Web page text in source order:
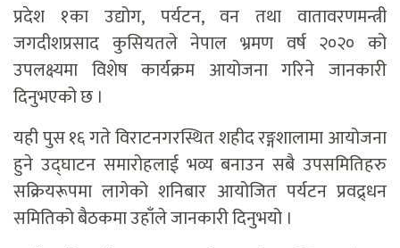
प्रदेश १का उद्योग, पर्यटन, वन तथा वातावरणमन्त्री
जगदीशप्रसाद कुसियतले नेपाल भ्रमण वर्ष २०२० को
उपलक्ष्यमा विशेष कार्यक्रम आयोजना गरिने जानकारी
दिनुभएको छ ।
यही पुस १६ गते विराटनगरस्थित शहीद रङ्गशालामा आयोजना
हुने उद्घाटन समारोहलाई भव्य बनाउन सबै उपसमितिहरु
सक्रियरूपमा लागेको शनिबार आयोजित पर्यटन प्रवद्र्धन
समितिको बैठकमा उहाँले जानकारी दिनुभयो ।